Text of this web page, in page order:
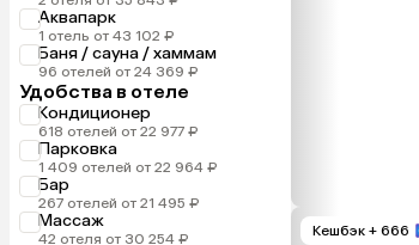
Аквапарк
1 отель от 43 102 ₽
Баня / сауна / хаммам
96 отелей от 24 369 ₽
Удобства в отеле
Кондиционер
618 отелей от 22 977 ₽
Парковка
1 409 отелей от 22 964 ₽
Бар
267 отелей от 21 495 ₽
Массаж
42 отеля от 30 254 ₽ Кешбэк + 666